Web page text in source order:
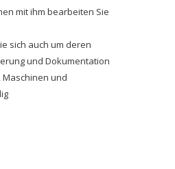
mit ihm bearbeiten Sie
sich auch um deren
und Dokumentation
und